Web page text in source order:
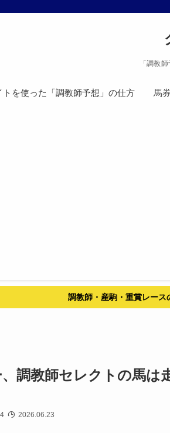
「調教
トを使った「調教師予想」の仕方 馬
調教師・産駒・重賞レース
調教師セレクトの馬は
2026.06.23